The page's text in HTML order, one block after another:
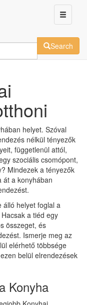
Search
helyet. Szóval
nélkül tényezők
függetlenül attól,
szociális csomópont,
Mindezek a tényezők
át a konyhában
álló helyet foglal a
a tiéd egy
összeget, és
Ismerje meg az
elérhető többsége
belül elrendezések
Konyha